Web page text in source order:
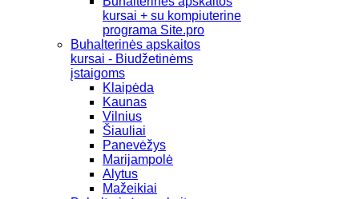
kursai + su kompiuterine
programa Site.pro
Buhalterinės apskaitos
kursai - Biudžetinėms
įstaigoms
Klaipėda
Kaunas
Vilnius
Šiauliai
Panevėžys
Marijampolė
Alytus
Mažeikiai